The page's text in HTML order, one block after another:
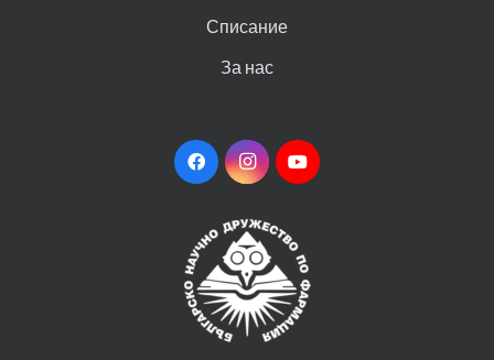
Списание
За нас